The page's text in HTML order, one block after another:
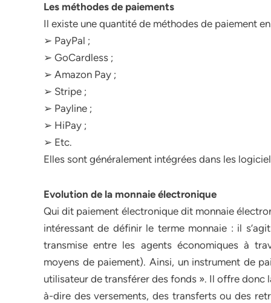
Les méthodes de paiements
Il existe une quantité de méthodes de paiement
➢ PayPal ;
➢ GoCardless ;
➢ Amazon Pay ;
➢ Stripe ;
➢ Payline ;
➢ HiPay ;
➢ Etc.
Elles sont généralement intégrées dans les
Evolution de la monnaie électronique
Qui dit paiement électronique dit monnaie
intéressant de définir le terme monnaie : il
transmise entre les agents économiques à
moyens de paiement). Ainsi, un instrument de
utilisateur de transférer des fonds ». Il offre donc
à-dire des versements, des transferts ou des